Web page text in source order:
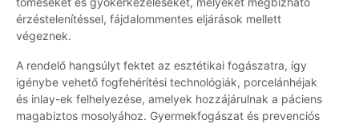
érzéstelenítéssel, fájdalommentes eljárások mellett
végeznek.
A rendelő hangsúlyt fektet az esztétikai fogászatra, így
igénybe vehető fogfehérítési technológiák, porcelánhéjak
és inlay-ek felhelyezése, amelyek hozzájárulnak a páciens
magabiztos mosolyához. Gyermekfogászat és prevenciós